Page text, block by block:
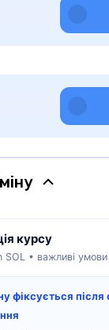
курсу
SOL • важливі умови
фіксується